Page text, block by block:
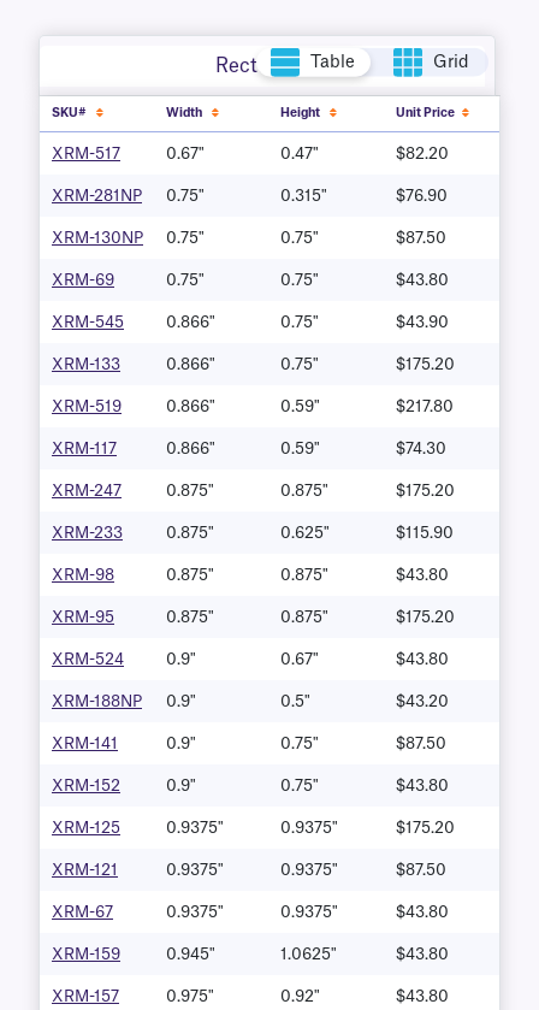
Rectangle Table Grid
SKU# Width Height Unit Price
XRM-517 0.67" 0.47" $82.20
XRM-281NP 0.75" 0.315" $76.90
XRM-130NP 0.75" 0.75" $87.50
XRM-69 0.75" 0.75" $43.80
XRM-545 0.866" 0.75" $43.90
XRM-133 0.866" 0.75" $175.20
XRM-519 0.866" 0.59" $217.80
XRM-117 0.866" 0.59" $74.30
XRM-247 0.875" 0.875" $175.20
XRM-233 0.875" 0.625" $115.90
XRM-98 0.875" 0.875" $43.80
XRM-95 0.875" 0.875" $175.20
XRM-524 0.9" 0.67" $43.80
XRM-188NP 0.9" 0.5" $43.20
XRM-141 0.9" 0.75" $87.50
XRM-152 0.9" 0.75" $43.80
XRM-125 0.9375" 0.9375" $175.20
XRM-121 0.9375" 0.9375" $87.50
XRM-67 0.9375" 0.9375" $43.80
XRM-159 0.945" 1.0625" $43.80
XRM-157 0.975" 0.92" $43.80